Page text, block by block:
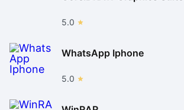
5.0
WhatsApp Iphone
5.0